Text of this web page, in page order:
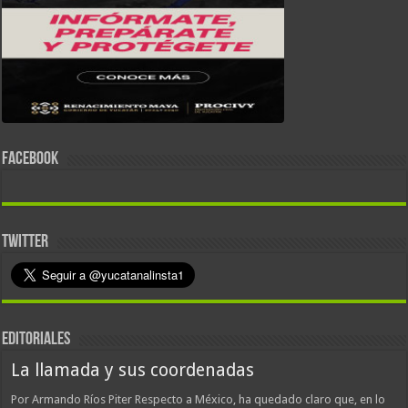
FACEBOOK
TWITTER
EDITORIALES
La llamada y sus coordenadas
Por Armando Ríos Piter Respecto a México, ha quedado claro que, en lo